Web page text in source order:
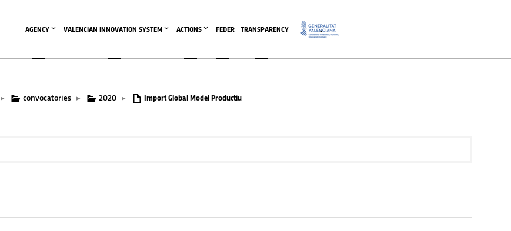
AGENCY VALENCIAN INNOVATION SYSTEM ACTIONS FEDER TRANSPARENCY .
▸ convocatories ▸ 2020 ▸ Import Global Model Productiu